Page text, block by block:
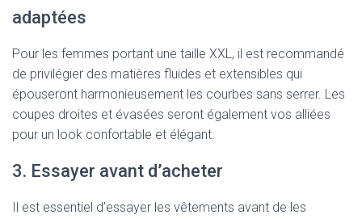
adaptées
Pour les femmes portant une taille XXL, il est recommandé
de privilégier des matières fluides et extensibles qui
épouseront harmonieusement les courbes sans serrer. Les
coupes droites et évasées seront également vos alliées
pour un look confortable et élégant.
3. Essayer avant d’acheter
Il est essentiel d’essayer les vêtements avant de les